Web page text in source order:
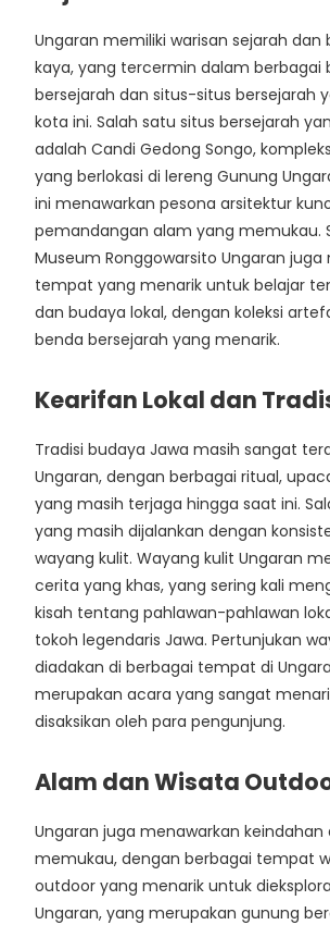
Ungaran memiliki warisan sejarah dan
kaya, yang tercermin dalam berbagai
bersejarah dan situs-situs bersejarah
kota ini. Salah satu situs bersejarah
adalah Candi Gedong Songo,
yang berlokasi di lereng Gunung
ini menawarkan pesona arsitektur
pemandangan alam yang memukau.
Museum Ronggowarsito Ungaran juga
tempat yang menarik untuk belajar
dan budaya lokal, dengan koleksi
benda bersejarah yang menarik.
Kearifan Lokal dan
Tradisi budaya Jawa masih sangat
Ungaran, dengan berbagai ritual,
yang masih terjaga hingga saat ini.
yang masih dijalankan dengan
wayang kulit. Wayang kulit Ungaran
cerita yang khas, yang sering kali
kisah tentang pahlawan-pahlawan
tokoh legendaris Jawa. Pertunjukan
diadakan di berbagai tempat di
merupakan acara yang sangat
disaksikan oleh para pengunjung.
Alam dan Wisata
Ungaran juga menawarkan keindahan
memukau, dengan berbagai tempat
outdoor yang menarik untuk
Ungaran, yang merupakan gunung